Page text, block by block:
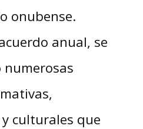
onubense.
anual, se
culturales que